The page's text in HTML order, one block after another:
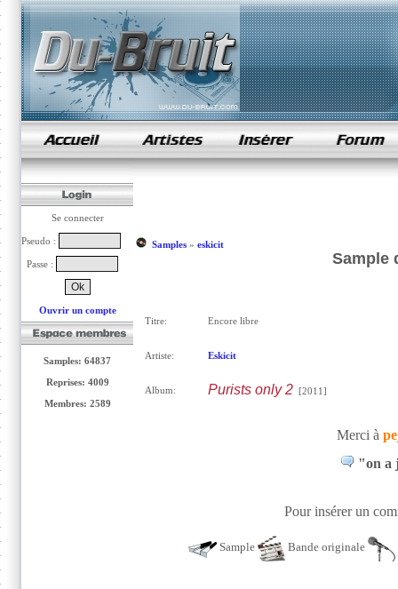
samples de rap
Se connecter
Pseudo :
Passe :
Ouvrir un compte
Samples: 64837
Reprises: 4009
Membres: 2589
Samples» eskicit
Sample
Titre: Encore libre
Artiste: Eskicit
Album: Purists only 2[2011]
Merci à
"on a
Pour insérer un
Sample Bande originale